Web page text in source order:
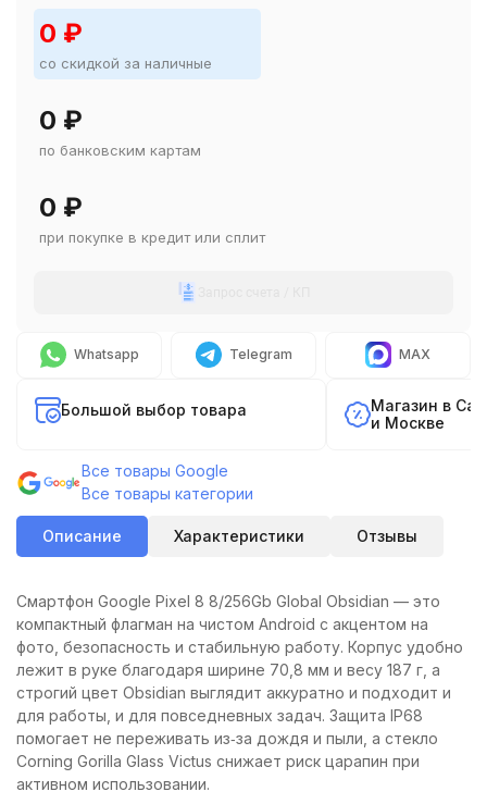
0 ₽
со скидкой за наличные
0 ₽
по банковским картам
0 ₽
при покупке в кредит или сплит
Whatsapp Telegram MAX
Большой выбор товара
Магазин в
и Москве
Все товары Google
Все товары категории
Описание Характеристики Отзывы
Смартфон Google Pixel 8 8/256Gb Global Obsidian — это
компактный флагман на чистом Android с акцентом на
фото, безопасность и стабильную работу. Корпус удобно
лежит в руке благодаря ширине 70,8 мм и весу 187 г, а
строгий цвет Obsidian выглядит аккуратно и подходит и
для работы, и для повседневных задач. Защита IP68
помогает не переживать из‑за дождя и пыли, а стекло
Corning Gorilla Glass Victus снижает риск царапин при
активном использовании.